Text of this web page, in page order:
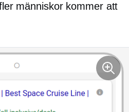
människor kommer att